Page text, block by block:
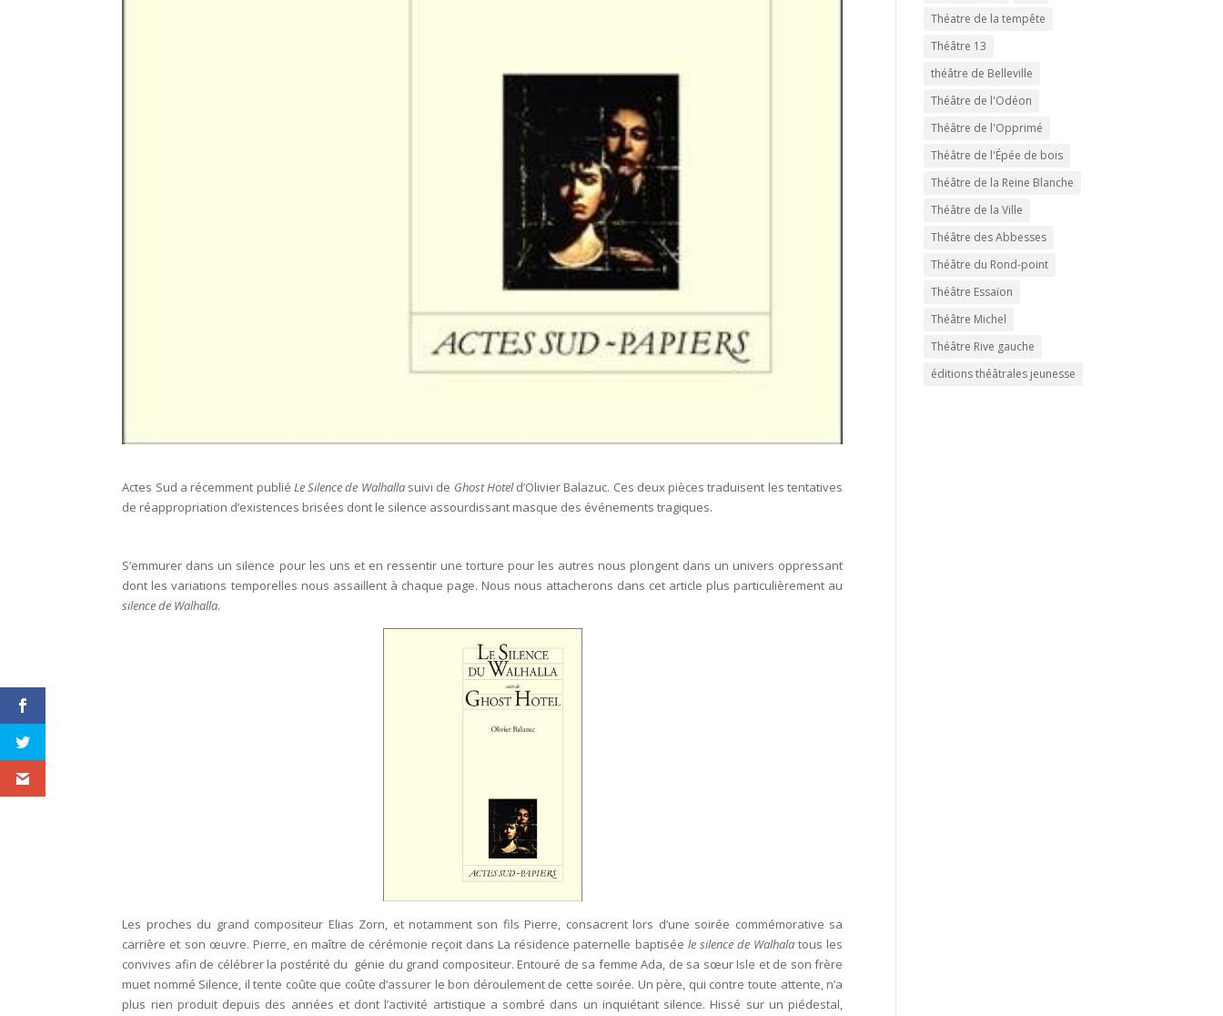
Actes Sud a récemment publié Le Silence de Walhallasuivi de Ghost Hoteld’Olivier Balazuc. Ces deux pièces traduisent les tentatives
de réappropriation d’existences brisées dont le silence assourdissant masque des événements tragiques.
S’emmurer dans un silence pour les uns et en ressentir une torture pour les autres nous plongent dans un univers oppressant
dont les variations temporelles nous assaillent à chaque page. Nous nous attacherons dans cet article plus particulièrement au
silence de Walhalla.
Les proches du grand compositeur Elias Zorn, et notamment son fils Pierre, consacrent lors d’une soirée commémorative sa
carrière et son œuvre. Pierre, en maître de cérémonie reçoit dans La résidence paternelle baptisée le silence de Walhalatous les
convives afin de célébrer la postérité du génie du grand compositeur. Entouré de sa femme Ada, de sa sœur Isle et de son frère
muet nommé Silence, il tente coûte que coûte d’assurer le bon déroulement de cette soirée. Un père, qui contre toute attente, n’a
plus rien produit depuis des années et dont l’activité artistique a sombré dans un inquiétant silence. Hissé sur un piédestal,
Théatre de la tempête
Théâtre 13
théâtre de Belleville
Théâtre de l'Odéon
Théâtre de l'Opprimé
Théâtre de l'Épée de bois
Théâtre de la Reine Blanche
Théâtre de la Ville
Théâtre des Abbesses
Théâtre du Rond-point
Théâtre Essaïon
Théâtre Michel
Théâtre Rive gauche
éditions théâtrales jeunesse